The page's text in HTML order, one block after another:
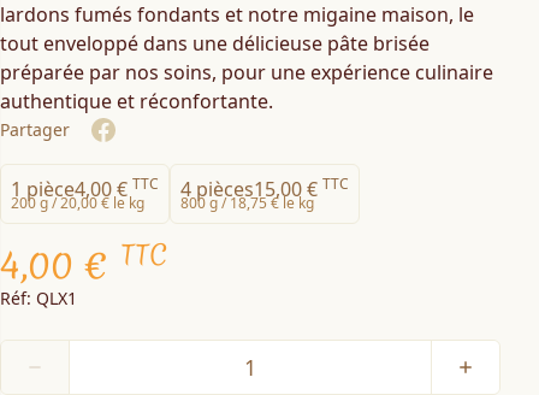
lardons fumés fondants et notre migaine maison, le
tout enveloppé dans une délicieuse pâte brisée
préparée par nos soins, pour une expérience culinaire
authentique et réconfortante.
Partager
Share on Facebook
1 pièce4,00 € TTC
200 g /20,00 € le kg
4 pièces15,00 € TTC
800 g /18,75 € le kg
4,00 € TTC
Réf: QLX1